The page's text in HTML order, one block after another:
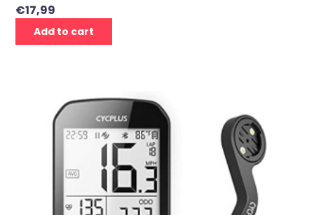
€17,99
Add to cart